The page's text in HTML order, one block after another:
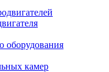
оборудования
камер